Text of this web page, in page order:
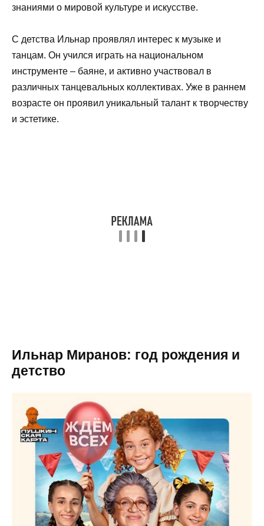
знаниями о мировой культуре и искусстве.
С детства Ильнар проявлял интерес к музыке и
танцам. Он учился играть на национальном
инструменте – баяне, и активно участвовал в
различных танцевальных коллективах. Уже в раннем
возрасте он проявил уникальный талант к творчеству
и эстетике.
Ильнар Миранов: год рождения и
детство